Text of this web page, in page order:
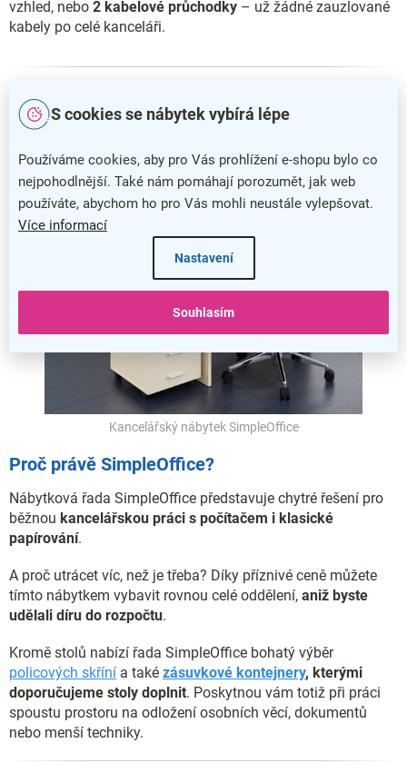
S cookies se nábytek vybírá lépe
Používáme cookies, aby pro Vás prohlížení e-shopu bylo co
nejpohodlnější. Také nám pomáhají porozumět, jak web
používáte, abychom ho pro Vás mohli neustále vylepšovat.
Více informací
Nastavení
Souhlasím
vzhled, nebo 2 kabelové průchodky – už žádné zauzlované
kabely po celé kanceláři.
Kancelářský nábytek SimpleOffice
Proč právě SimpleOffice?
Nábytková řada SimpleOffice představuje chytré řešení pro
běžnou kancelářskou práci s počítačem i klasické
papírování.
A proč utrácet víc, než je třeba? Díky příznivé ceně můžete
tímto nábytkem vybavit rovnou celé oddělení, aniž byste
udělali díru do rozpočtu.
Kromě stolů nabízí řada SimpleOffice bohatý výběr
policových skříní a také zásuvkové kontejnery, kterými
doporučujeme stoly doplnit. Poskytnou vám totiž při práci
spoustu prostoru na odložení osobních věcí, dokumentů
nebo menší techniky.